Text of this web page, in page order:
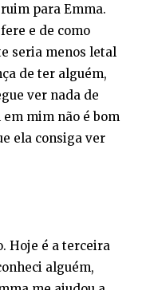
para Emma.
e de como
seria menos letal
de ter alguém,
ver nada de
em mim não é bom
ela consiga ver
Hoje é a terceira
alguém,